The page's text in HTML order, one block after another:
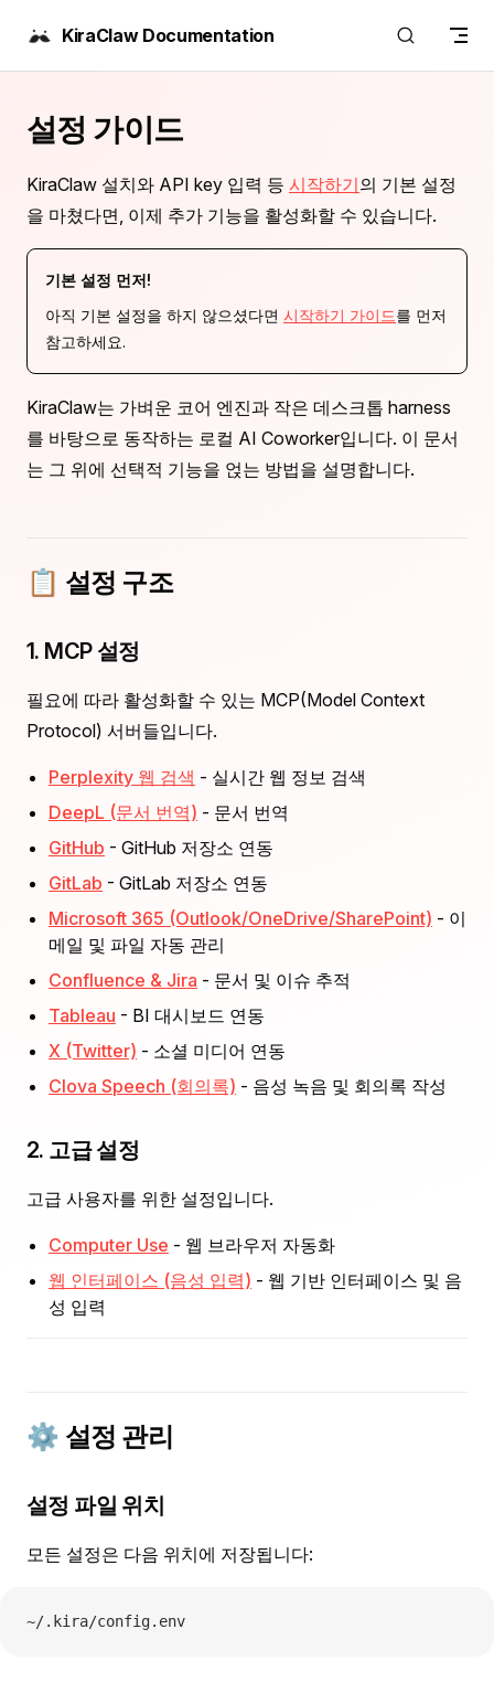
Skip to content
KiraClaw Documentation
설정 가이드
KiraClaw 설치와 API key 입력 등 시작하기의 기본 설정
을 마쳤다면, 이제 추가 기능을 활성화할 수 있습니다.
기본 설정 먼저!
아직 기본 설정을 하지 않으셨다면 시작하기 가이드를 먼저
참고하세요.
KiraClaw는 가벼운 코어 엔진과 작은 데스크톱 harness
를 바탕으로 동작하는 로컬 AI Coworker입니다. 이 문서
는 그 위에 선택적 기능을 얹는 방법을 설명합니다.
📋 설정 구조
1. MCP 설정
필요에 따라 활성화할 수 있는 MCP(Model Context
Protocol) 서버들입니다.
Perplexity 웹 검색 - 실시간 웹 정보 검색
DeepL (문서 번역) - 문서 번역
GitHub - GitHub 저장소 연동
GitLab - GitLab 저장소 연동
Microsoft 365 (Outlook/OneDrive/SharePoint) - 이
메일 및 파일 자동 관리
Confluence & Jira - 문서 및 이슈 추적
Tableau - BI 대시보드 연동
X (Twitter) - 소셜 미디어 연동
Clova Speech (회의록) - 음성 녹음 및 회의록 작성
2. 고급 설정
고급 사용자를 위한 설정입니다.
Computer Use - 웹 브라우저 자동화
웹 인터페이스 (음성 입력) - 웹 기반 인터페이스 및 음
성 입력
⚙️ 설정 관리
설정 파일 위치
모든 설정은 다음 위치에 저장됩니다:
~/.kira/config.env